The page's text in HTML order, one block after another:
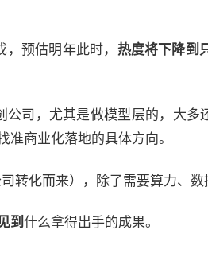
预估明年此时， 热度将下降到
司，尤其是做模型层的，大多
商业化落地的具体方向。
转化而来），除了需要算力、数
到什么拿得出手的成果。